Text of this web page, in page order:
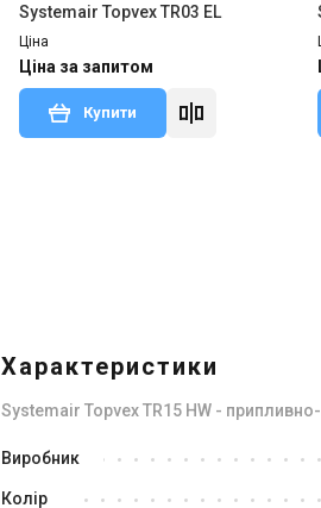
Systemair Topvex TR03 EL
Ціна
Ціна за запитом
Купити
Systemair Topvex TR03 HWL-L-CAV
Характеристики
Systemair Topvex TR15 HW -
Виробник
Колір